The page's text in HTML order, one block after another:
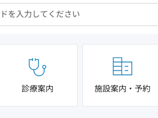
診療案内 施設案内・予約